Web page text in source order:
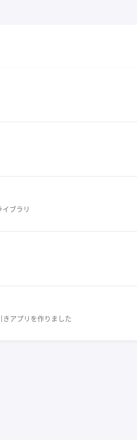
ブラリ
アプリを作りました